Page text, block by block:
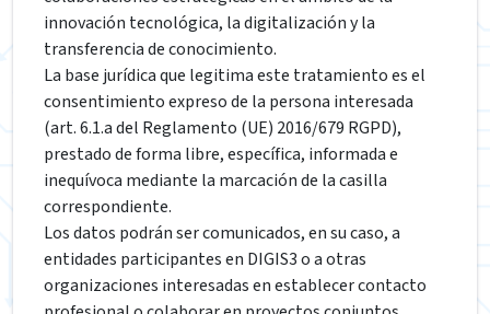
innovación tecnológica, la digitalización y la
transferencia de conocimiento.
La base jurídica que legitima este tratamiento es el
consentimiento expreso de la persona interesada
(art. 6.1.a del Reglamento (UE) 2016/679 RGPD),
prestado de forma libre, específica, informada e
inequívoca mediante la marcación de la casilla
correspondiente.
Los datos podrán ser comunicados, en su caso, a
entidades participantes en DIGIS3 o a otras
organizaciones interesadas en establecer contacto